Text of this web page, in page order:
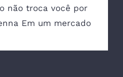
não troca você por
Em um mercado